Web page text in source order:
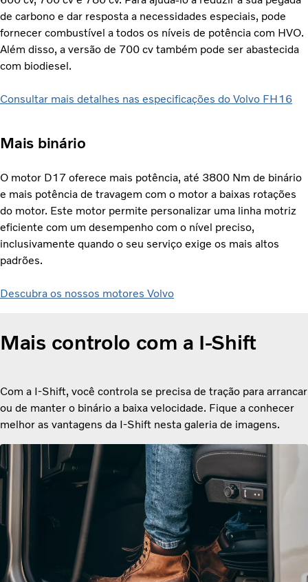
de carbono e dar resposta a necessidades especiais, pode
fornecer combustível a todos os níveis de potência com HVO.
Além disso, a versão de 700 cv também pode ser abastecida
com biodiesel.
Consultar mais detalhes nas especificações do Volvo FH16
Mais binário
O motor D17 oferece mais potência, até 3800 Nm de binário
e mais potência de travagem com o motor a baixas rotações
do motor. Este motor permite personalizar uma linha motriz
eficiente com um desempenho com o nível preciso,
inclusivamente quando o seu serviço exige os mais altos
padrões.
Descubra os nossos motores Volvo
Mais controlo com a I-Shift
Com a I-Shift, você controla se precisa de tração para arrancar
ou de manter o binário a baixa velocidade. Fique a conhecer
melhor as vantagens da I-Shift nesta galeria de imagens.